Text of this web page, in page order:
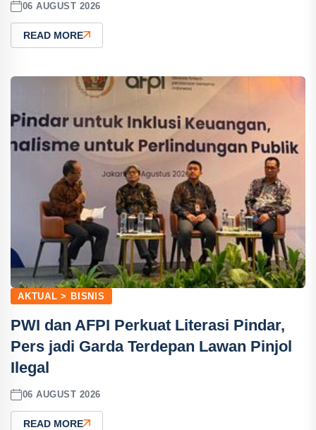
06 AUGUST 2026
READ MORE
AKTUAL > BISNIS
PWI dan AFPI Perkuat Literasi Pindar,
Pers jadi Garda Terdepan Lawan Pinjol
Ilegal
06 AUGUST 2026
READ MORE